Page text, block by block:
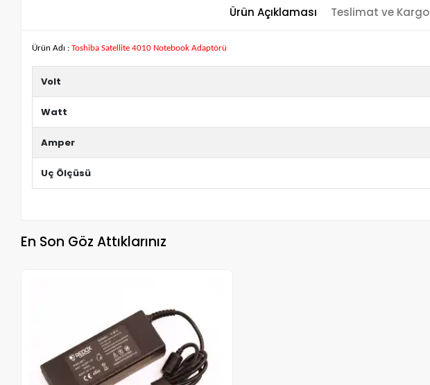
Ürün Açıklaması Teslimat ve Kargo
Ürün Adı : Toshiba Satellite 4010 Notebook Adaptörü
Volt
Watt
Amper
Uç Ölçüsü
En Son Göz Attıklarınız